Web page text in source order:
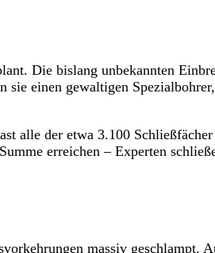
Die bislang unbekannten
einen gewaltigen
alle der etwa 3.100
erreichen – Experten
massiv geschlampt.